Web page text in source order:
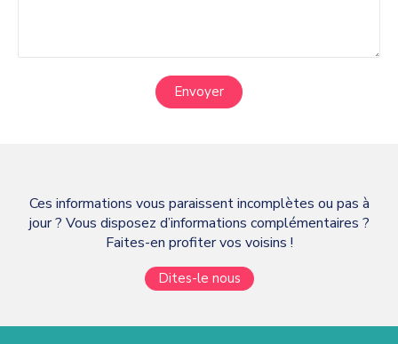
Envoyer
Ces informations vous paraissent incomplètes ou pas à
jour ? Vous disposez d’informations complémentaires ?
Faites-en profiter vos voisins !
Dites-le nous